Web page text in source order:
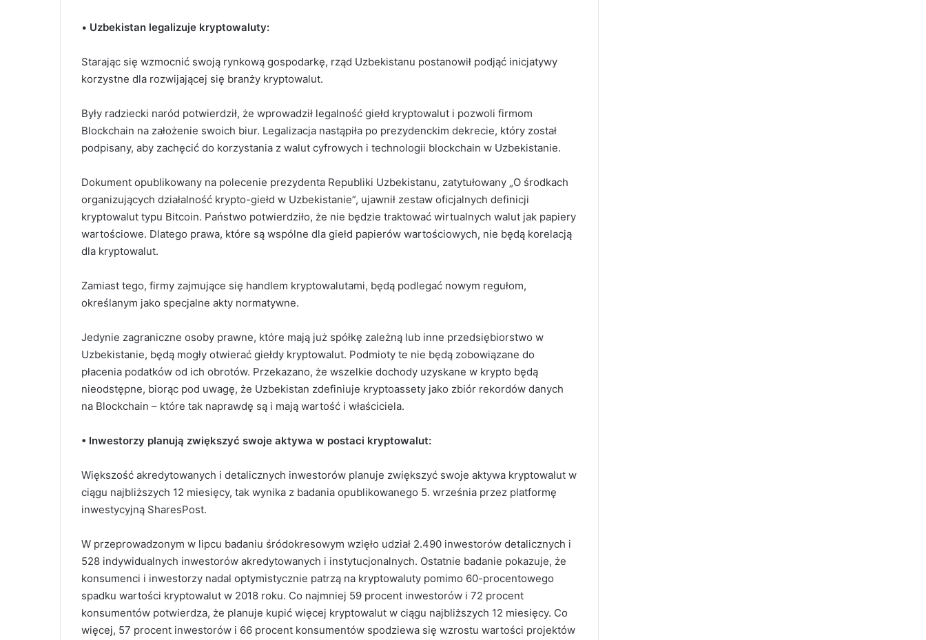
• Uzbekistan legalizuje kryptowaluty:
Starając się wzmocnić swoją rynkową gospodarkę, rząd Uzbekistanu postanowił podjąć inicjatywy
korzystne dla rozwijającej się branży kryptowalut.
Były radziecki naród potwierdził, że wprowadził legalność giełd kryptowalut i pozwoli firmom
Blockchain na założenie swoich biur. Legalizacja nastąpiła po prezydenckim dekrecie, który został
podpisany, aby zachęcić do korzystania z walut cyfrowych i technologii blockchain w Uzbekistanie.
Dokument opublikowany na polecenie prezydenta Republiki Uzbekistanu, zatytułowany „O środkach
organizujących działalność krypto-giełd w Uzbekistanie”, ujawnił zestaw oficjalnych definicji
kryptowalut typu Bitcoin. Państwo potwierdziło, że nie będzie traktować wirtualnych walut jak papiery
wartościowe. Dlatego prawa, które są wspólne dla giełd papierów wartościowych, nie będą korelacją
dla kryptowalut.
Zamiast tego, firmy zajmujące się handlem kryptowalutami, będą podlegać nowym regułom,
określanym jako specjalne akty normatywne.
Jedynie zagraniczne osoby prawne, które mają już spółkę zależną lub inne przedsiębiorstwo w
Uzbekistanie, będą mogły otwierać giełdy kryptowalut. Podmioty te nie będą zobowiązane do
płacenia podatków od ich obrotów. Przekazano, że wszelkie dochody uzyskane w krypto będą
nieodstępne, biorąc pod uwagę, że Uzbekistan zdefiniuje kryptoassety jako zbiór rekordów danych
na Blockchain – które tak naprawdę są i mają wartość i właściciela.
• Inwestorzy planują zwiększyć swoje aktywa w postaci kryptowalut:
Większość akredytowanych i detalicznych inwestorów planuje zwiększyć swoje aktywa kryptowalut w
ciągu najbliższych 12 miesięcy, tak wynika z badania opublikowanego 5. września przez platformę
inwestycyjną SharesPost.
W przeprowadzonym w lipcu badaniu śródokresowym wzięło udział 2.490 inwestorów detalicznych i
528 indywidualnych inwestorów akredytowanych i instytucjonalnych. Ostatnie badanie pokazuje, że
konsumenci i inwestorzy nadal optymistycznie patrzą na kryptowaluty pomimo 60-procentowego
spadku wartości kryptowalut w 2018 roku. Co najmniej 59 procent inwestorów i 72 procent
konsumentów potwierdza, że ​​planuje kupić więcej kryptowalut w ciągu najbliższych 12 miesięcy. Co
więcej, 57 procent inwestorów i 66 procent konsumentów spodziewa się wzrostu wartości projektów